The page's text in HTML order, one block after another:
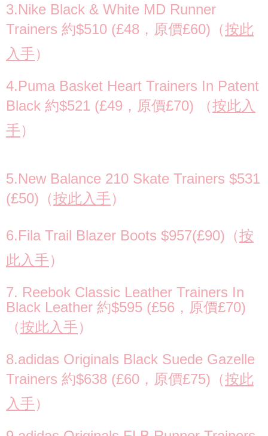
3.Nike Black & White MD Runner
Trainers 約$510 (£48，原價£60)（按此
入手）
4.Puma Basket Heart Trainers In Patent
Black 約$521 (£49，原價£70) （按此入
手）
5.New Balance 210 Skate Trainers $531
(£50)（按此入手）
6.Fila Trail Blazer Boots $957(£90)（按
此入手）
7. Reebok Classic Leather Trainers In
Black Leather 約$595 (£56，原價£70)
（按此入手）
8.adidas Originals Black Suede Gazelle
Trainers 約$638 (£60，原價£75)（按此
入手）